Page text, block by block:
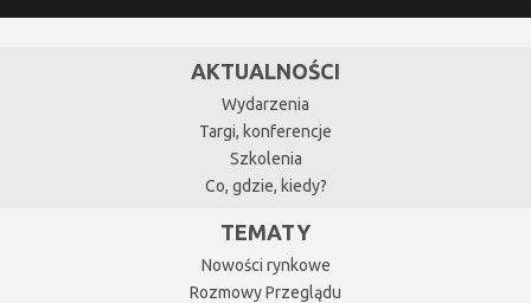
AKTUALNOŚCI
Wydarzenia
Targi, konferencje
Szkolenia
Co, gdzie, kiedy?
TEMATY
Nowości rynkowe
Rozmowy Przeglądu